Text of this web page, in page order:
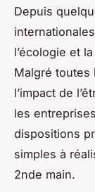
Depuis
l’écologie et
Malgré toutes
l’impact de
les
dispositions
simples à
2nde main.